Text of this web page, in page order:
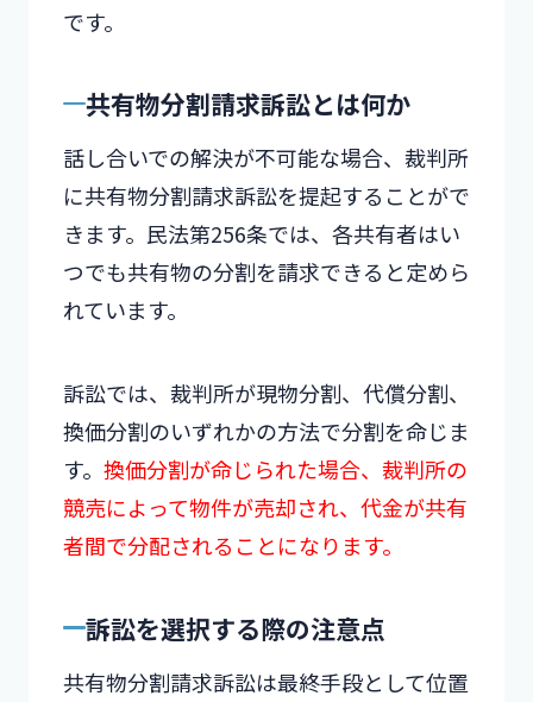
です。
共有物分割請求訴訟とは何か
話し合いでの解決が不可能な場合、裁判所
に共有物分割請求訴訟を提起することがで
きます。民法第256条では、各共有者はい
つでも共有物の分割を請求できると定めら
れています。
訴訟では、裁判所が現物分割、代償分割、
換価分割のいずれかの方法で分割を命じま
す。 換価分割が命じられた場合、裁判所の
競売によって物件が売却され、代金が共有
者間で分配されることになります。
訴訟を選択する際の注意点
共有物分割請求訴訟は最終手段として位置